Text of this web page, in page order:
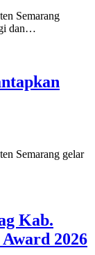
Semarang
dan…
Semarang gelar
Kab.
2026